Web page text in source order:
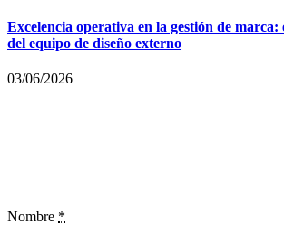
Excelencia operativa en la gestión de marca:
del equipo de diseño externo
03/06/2026
Nombre *